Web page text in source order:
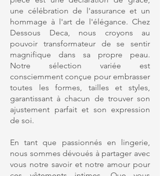
une célébration de l'assurance et un
hommage à l'art de l'élégance. Chez
Dessous Deca, nous croyons au
pouvoir transformateur de se sentir
magnifique dans sa propre peau.
Notre sélection variée est
consciemment conçue pour embrasser
toutes les formes, tailles et styles,
garantissant à chacun de trouver son
ajustement parfait et son expression
de soi.
En tant que passionnés en lingerie,
nous sommes dévoués à partager avec
vous notre savoir et notre amour pour